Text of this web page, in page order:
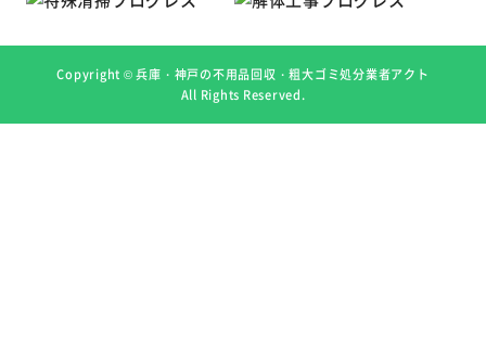
Copyright ©兵庫・神戸の不用品回収・粗大ゴミ処分業者アクト
All Rights Reserved.